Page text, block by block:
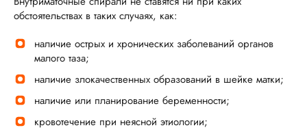
обстоятельствах в таких случаях, как:
наличие острых и хронических заболеваний органов
малого таза;
наличие злокачественных образований в шейке матки;
наличие или планирование беременности;
кровотечение при неясной этиологии;